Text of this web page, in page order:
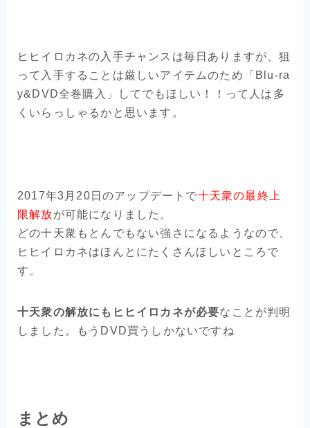
ヒヒイロカネの入手チャンスは毎日ありますが、狙
って入手することは厳しいアイテムのため「Blu-ra
y&DVD全巻購入」してでもほしい！！って人は多
くいらっしゃるかと思います。
2017年3月20日のアップデートで十天衆の最終上
限解放が可能になりました。
どの十天衆もとんでもない強さになるようなので、
ヒヒイロカネはほんとにたくさんほしいところで
す。
十天衆の解放にもヒヒイロカネが必要なことが判明
しました。もうDVD買うしかないですね
まとめ